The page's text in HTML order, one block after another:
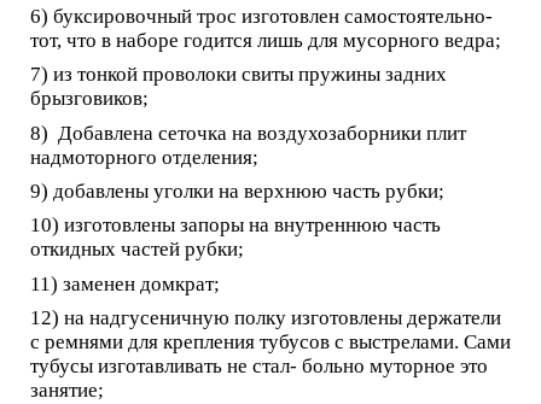
6) буксировочный трос изготовлен самостоятельно-
тот, что в наборе годится лишь для мусорного ведра;
7) из тонкой проволоки свиты пружины задних
брызговиков;
8) Добавлена сеточка на воздухозаборники плит
надмоторного отделения;
9) добавлены уголки на верхнюю часть рубки;
10) изготовлены запоры на внутреннюю часть
откидных частей рубки;
11) заменен домкрат;
12) на надгусеничную полку изготовлены держатели
с ремнями для крепления тубусов с выстрелами. Сами
тубусы изготавливать не стал- больно муторное это
занятие;